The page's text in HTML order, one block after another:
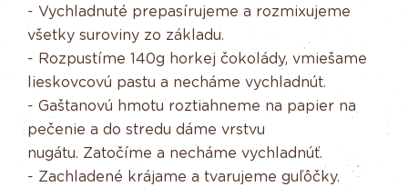
- Vychladnuté prepasírujeme a rozmixujeme
všetky suroviny zo základu.
- Rozpustíme 140g horkej čokolády, vmiešame
lieskovcovú pastu a necháme vychladnút.
- Gaštanovú hmotu roztiahneme na papier na
pečenie a do stredu dáme vrstvu
nugátu. Zatočíme a necháme vychladnúť.
- Zachladené krájame a tvarujeme guľôčky.